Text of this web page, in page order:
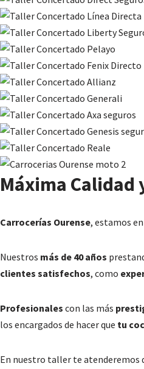
Máxima Calidad
Carrocerías Ourense, estamos en
Nuestros más de 40 años
clientes satisfechos, como
Profesionales con las más
los encargados de hacer que tu
En nuestro taller te atenderemos